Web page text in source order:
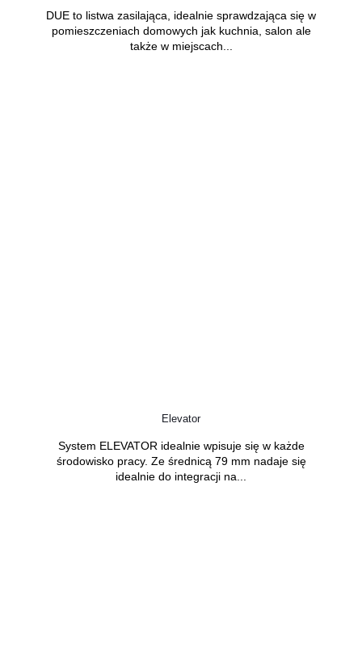
DUE to listwa zasilająca, idealnie sprawdzająca się w
pomieszczeniach domowych jak kuchnia, salon ale
także w miejscach...
Elevator
System ELEVATOR idealnie wpisuje się w każde
środowisko pracy. Ze średnicą 79 mm nadaje się
idealnie do integracji na...